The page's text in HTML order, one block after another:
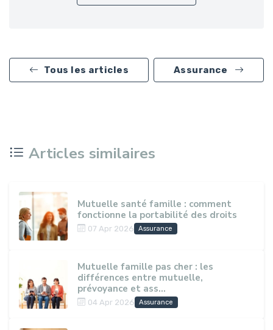
Tous les articles Assurance
Articles similaires
Mutuelle santé famille : comment
fonctionne la portabilité des droits
07 Apr 2026 Assurance
Mutuelle famille pas cher : les
différences entre mutuelle,
prévoyance et ass...
04 Apr 2026 Assurance